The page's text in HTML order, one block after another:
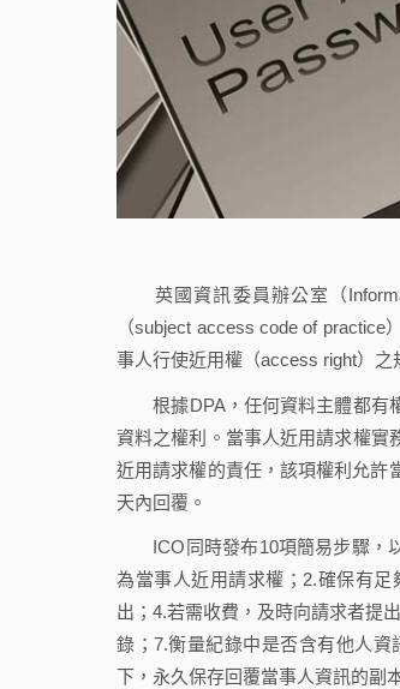
英國資訊委員辦公室（
（subject access code of
事人行使近用權（access right）之
根據DPA，任何資料主體都有權
資料之權利。當事人近用請求權實
近用請求權的責任，該項權利允許
天內回覆。
ICO同時發布10項簡易步驟，以
為當事人近用請求權；2.確保有
出；4.若需收費，及時向請求者提
錄；7.衡量紀錄中是否含有他人
下，永久保存回覆當事人資訊的副